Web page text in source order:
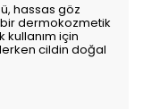
hassas göz
dermokozmetik
kullanım için
cildin doğal